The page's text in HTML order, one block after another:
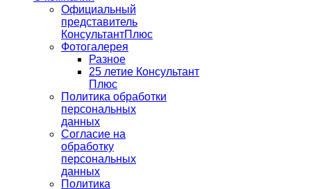
Официальный
представитель
КонсультантПлюс
Фотогалерея
Разное
25 летие Консультант
Плюс
Политика обработки
персональных
данных
Согласие на
обработку
персональных
данных
Политика